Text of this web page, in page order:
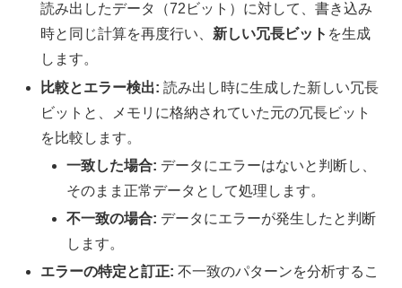
読み出したデータ（72ビット）に対して、書き込み
時と同じ計算を再度行い、 新しい冗長ビット を生成
します。
比較とエラー検出: 読み出し時に生成した新しい冗長
ビットと、メモリに格納されていた元の冗長ビット
を比較します。
一致した場合: データにエラーはないと判断し、
そのまま正常データとして処理します。
不一致の場合: データにエラーが発生したと判断
します。
エラーの特定と訂正: 不一致のパターンを分析するこ